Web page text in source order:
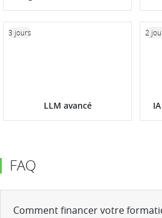
LLM avancé
3 jours 2
FAQ
Comment financer votre